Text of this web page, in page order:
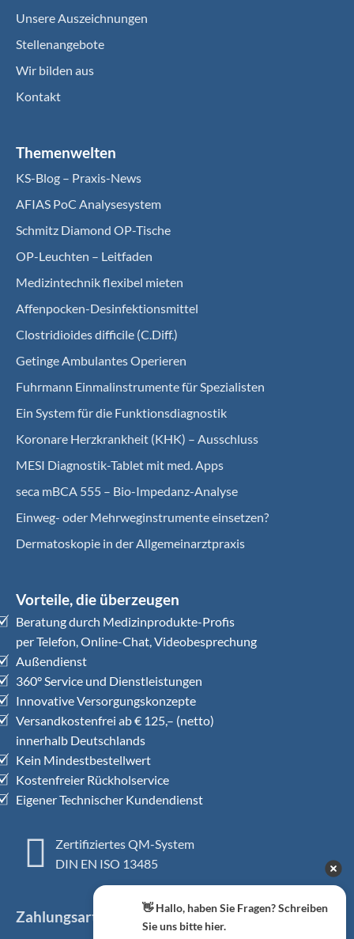
Unsere Auszeichnungen
Stellenangebote
Wir bilden aus
Kontakt
Themenwelten
KS-Blog – Praxis-News
AFIAS PoC Analysesystem
Schmitz Diamond OP-Tische
OP-Leuchten – Leitfaden
Medizintechnik flexibel mieten
Affenpocken-Desinfektionsmittel
Clostridioides difficile (C.Diff.)
Getinge Ambulantes Operieren
Fuhrmann Einmalinstrumente für Spezialisten
Ein System für die Funktionsdiagnostik
Koro­nare Herz­krank­heit (KHK) – Ausschluss
MESI Diagnostik-Tablet mit med. Apps
seca mBCA 555 – Bio-Impedanz-Analyse
Einweg- oder Mehrweginstrumente einsetzen?
Dermatoskopie in der Allgemeinarztpraxis
Vorteile, die überzeugen
Beratung durch Medizinprodukte-Profis
per Telefon, Online-Chat, Videobesprechung
Außendienst
360° Service und Dienstleistungen
Innovative Versorgungskonzepte
Versandkostenfrei ab € 125,– (netto)
innerhalb Deutschlands
Kein Mindestbestellwert
Kostenfreier Rückholservice
Eigener Technischer Kundendienst
Zertifiziertes QM-System
DIN EN ISO 13485
Zahlungsarten
👋 Hallo, haben Sie Fragen? Schreiben
Sie uns bitte hier.